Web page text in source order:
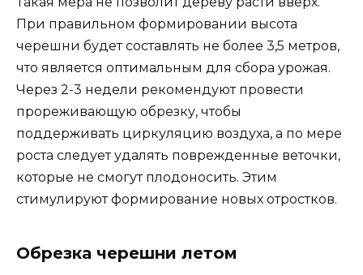
При правильном формировании высота
черешни будет составлять не более 3,5 метров,
что является оптимальным для сбора урожая.
Через 2-3 недели рекомендуют провести
прореживающую обрезку, чтобы
поддерживать циркуляцию воздуха, а по мере
роста следует удалять поврежденные веточки,
которые не смогут плодоносить. Этим
стимулируют формирование новых отростков.
Обрезка черешни летом